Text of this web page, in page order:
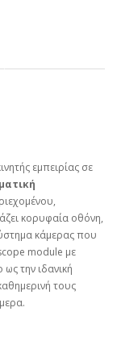
εμπειρίας σε
κορυφαία οθόνη,
κάμερας που
module με
την ιδανική
τους